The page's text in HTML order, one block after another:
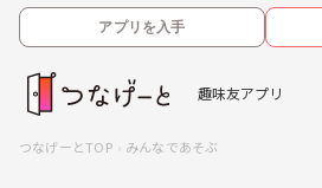
アプリを入手
趣味友アプリ
つなげーとTOP みんなであそぶ